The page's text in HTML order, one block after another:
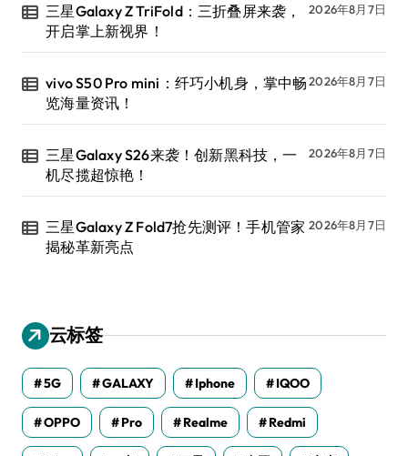
三星Galaxy Z TriFold：三折叠屏来袭，
开启掌上新视界！
2026年8月7日
vivo S50 Pro mini：纤巧小机身，掌中畅
览海量资讯！
2026年8月7日
三星Galaxy S26来袭！创新黑科技，一
机尽揽超惊艳！
2026年8月7日
三星Galaxy Z Fold7抢先测评！手机管家
揭秘革新亮点
2026年8月7日
云标签
5G GALAXY Iphone IQOO
OPPO Pro Realme Redmi